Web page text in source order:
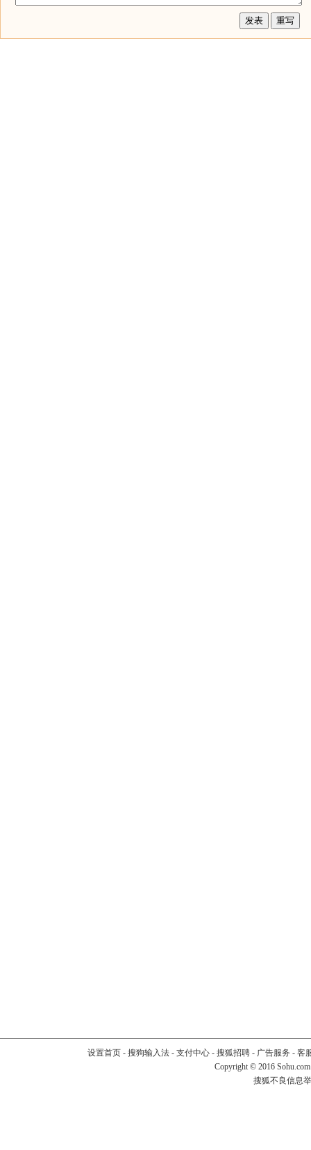
设置首页- 搜狗输入法- 支付中心- 搜狐招聘- 广告服务 - 客
Copyright © 2016
搜狐不良信息